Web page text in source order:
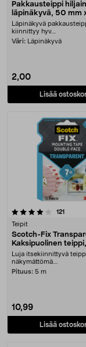
Pakkausteippi
läpinäkyvä, 50 mm
Läpinäkyvä
kiinnittyy hyv....
Väri:
Läpinäkyvä
2,00
Lisää
121
Teipit
Scotch-Fix
Kaksipuolinen
Luja itsekiinnittyvä
näkymättömä....
Pituus: 5 m
10,99
Lisää
4.0 viidestä tähdestä